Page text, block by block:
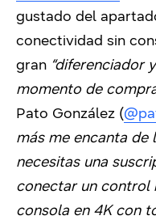
gustado del
conectividad sin
gran “diferenciador
momento de
Pato González (
más me encanta de
necesitas una
conectar un control
consola en 4K con